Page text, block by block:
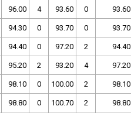
96.00 4 93.60 0 93.60
94.30 0 93.70 0 93.70
94.40 0 97.20 2 94.40
95.20 2 93.20 4 97.20
98.10 0 100.00 2 98.10
98.80 0 100.70 2 98.80